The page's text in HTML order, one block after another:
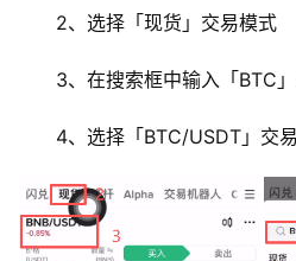
2、选择「现货」交易模式
3、在搜索框中输入「BTC」
4、选择「BTC/USDT」交